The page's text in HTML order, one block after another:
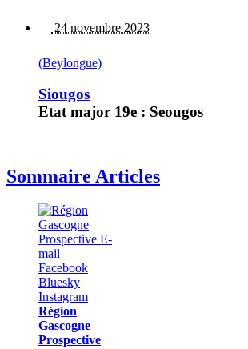
24 novembre 2023
(Beylongue)
Siougos
Etat major 19e : Seougos
Sommaire Articles
Région
Gascogne
Prospective